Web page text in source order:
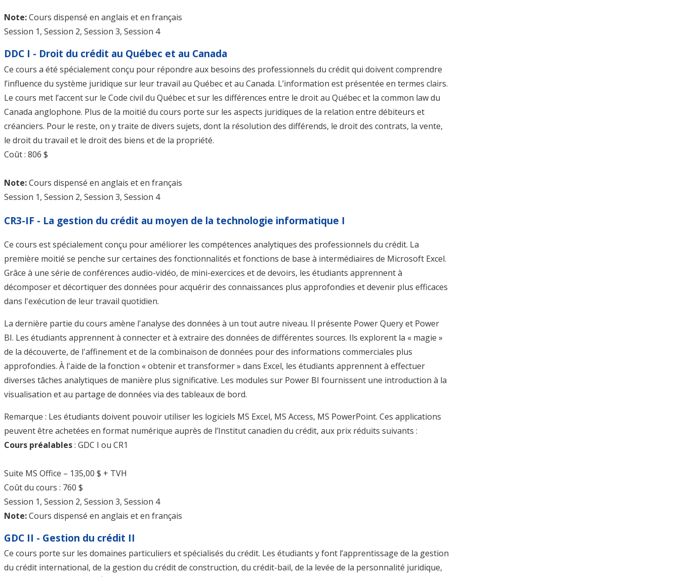
Note:Cours dispensé en anglais et en français
Session 1, Session 2, Session 3, Session 4
DDC I - Droit du crédit au Québec et au Canada
Ce cours a été spécialement conçu pour répondre aux besoins des professionnels du crédit qui doivent comprendre
l’influence du système juridique sur leur travail au Québec et au Canada. L’information est présentée en termes clairs.
Le cours met l’accent sur le Code civil du Québec et sur les différences entre le droit au Québec et la common law du
Canada anglophone. Plus de la moitié du cours porte sur les aspects juridiques de la relation entre débiteurs et
créanciers. Pour le reste, on y traite de divers sujets, dont la résolution des différends, le droit des contrats, la vente,
le droit du travail et le droit des biens et de la propriété.
Coût : 806 $
Note:Cours dispensé en anglais et en français
Session 1, Session 2, Session 3, Session 4
CR3-IF - La gestion du crédit au moyen de la technologie informatique I
Ce cours est spécialement conçu pour améliorer les compétences analytiques des professionnels du crédit. La
première moitié se penche sur certaines des fonctionnalités et fonctions de base à intermédiaires de Microsoft Excel.
Grâce à une série de conférences audio-vidéo, de mini-exercices et de devoirs, les étudiants apprennent à
décomposer et décortiquer des données pour acquérir des connaissances plus approfondies et devenir plus efficaces
dans l'exécution de leur travail quotidien.
La dernière partie du cours amène l'analyse des données à un tout autre niveau. Il présente Power Query et Power
BI. Les étudiants apprennent à connecter et à extraire des données de différentes sources. Ils explorent la « magie »
de la découverte, de l'affinement et de la combinaison de données pour des informations commerciales plus
approfondies. À l'aide de la fonction « obtenir et transformer » dans Excel, les étudiants apprennent à effectuer
diverses tâches analytiques de manière plus significative. Les modules sur Power BI fournissent une introduction à la
visualisation et au partage de données via des tableaux de bord.
Remarque : Les étudiants doivent pouvoir utiliser les logiciels MS Excel, MS Access, MS PowerPoint. Ces applications
peuvent être achetées en format numérique auprès de l’Institut canadien du crédit, aux prix réduits suivants :
Cours préalables: GDC I ou CR1
Suite MS Office – 135,00 $ + TVH
Coût du cours : 760 $
Session 1, Session 2, Session 3, Session 4
Note:Cours dispensé en anglais et en français
GDC II - Gestion du crédit II
Ce cours porte sur les domaines particuliers et spécialisés du crédit. Les étudiants y font l’apprentissage de la gestion
du crédit international, de la gestion du crédit de construction, du crédit-bail, de la levée de la personnalité juridique,